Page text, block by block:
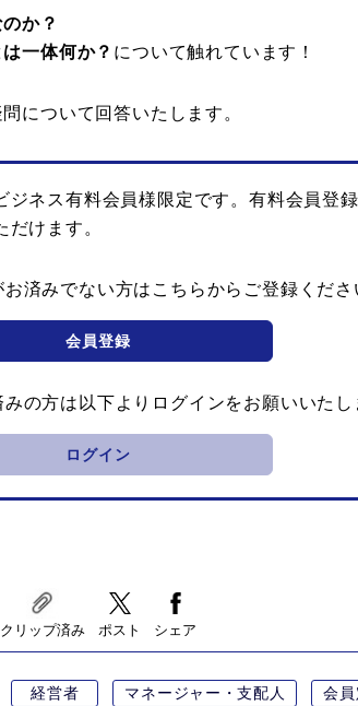
か？
一体何か？ について触れています！
について回答いたします。
ジネス有料会員様限定です。有料会員登
けます。
済みでない方はこちらからご登録くださ
会員登録
の方は以下よりログインをお願いいたし
ログイン
クリップ済み ポスト シェア
経営者 マネージャー・支配人 会